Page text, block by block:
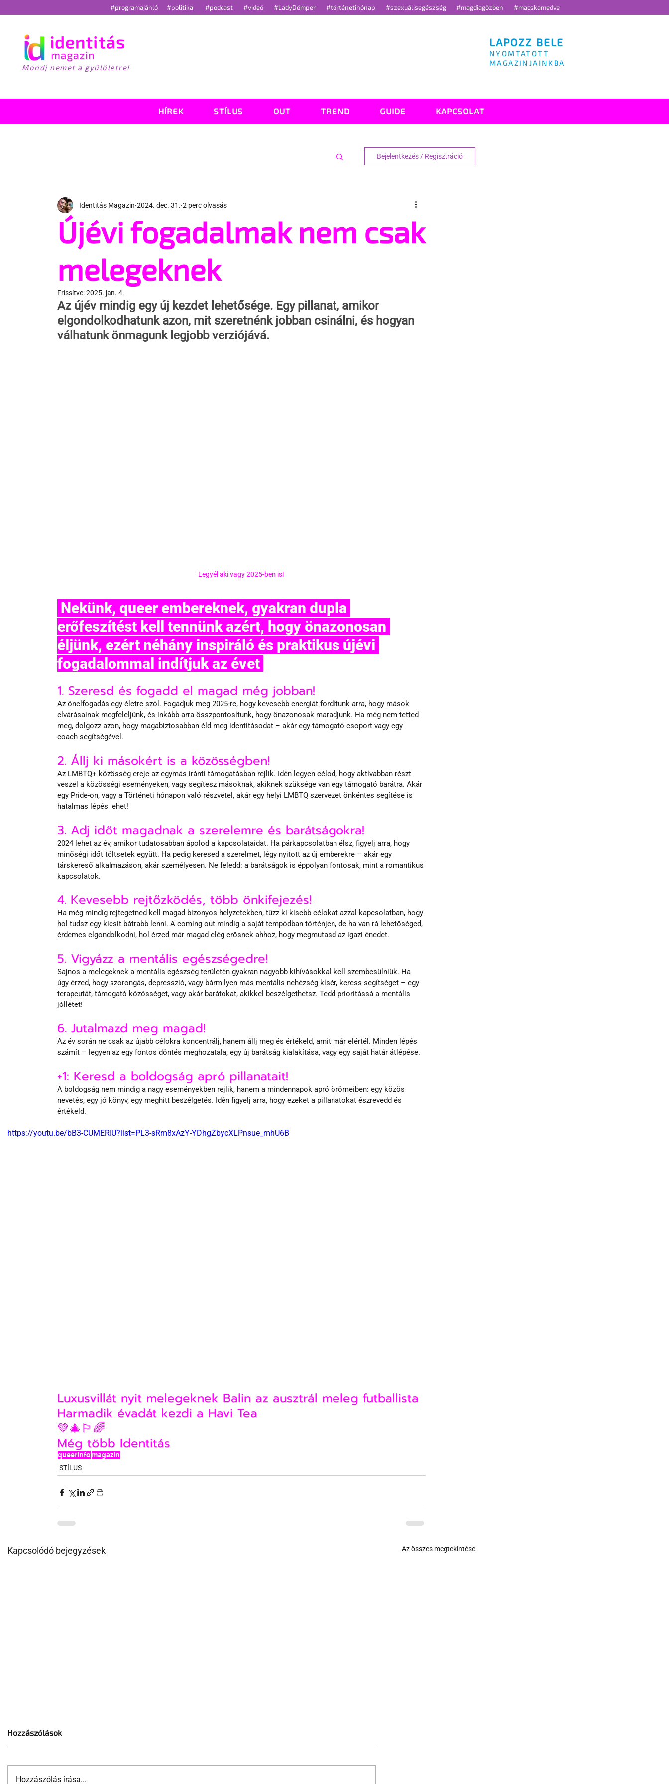
#programajánló #politika #podcast #videó #LadyDömper #történetihónap #szexuálisegészség #magdiagőzben #macskamedve
Mondj nemet a gyűlöletre!
LAPOZZ BELE
NYOMTATOTT
MAGAZINJAINKBA
HÍREK STÍLUS OUT TREND GUIDE KAPCSOLAT
Bejelentkezés / Regisztráció
Újévi fogadalmak nem csak
melegeknek
Identitás Magazin 2024. dec. 31. 2 perc olvasás
Frissítve:2025. jan. 4.
Az újév mindig egy új kezdet lehetősége. Egy pillanat, amikor
elgondolkodhatunk azon, mit szeretnénk jobban csinálni, és hogyan
válhatunk önmagunk legjobb verziójává.
Legyél aki vagy 2025-ben is!
erőfeszítést kell tennünk azért, hogy önazonosan
éljünk, ezért néhány inspiráló és praktikus újévi
fogadalommal indítjuk az évet
1. Szeresd és fogadd el magad még jobban!
Az önelfogadás egy életre szól. Fogadjuk meg 2025-re, hogy kevesebb energiát fordítunk arra, hogy mások
elvárásainak megfeleljünk, és inkább arra összpontosítunk, hogy önazonosak maradjunk. Ha még nem tetted
meg, dolgozz azon, hogy magabiztosabban éld meg identitásodat – akár egy támogató csoport vagy egy
coach segítségével.
2. Állj ki másokért is a közösségben!
Az LMBTQ+ közösség ereje az egymás iránti támogatásban rejlik. Idén legyen célod, hogy aktívabban részt
veszel a közösségi eseményeken, vagy segítesz másoknak, akiknek szüksége van egy támogató barátra. Akár
egy Pride-on, vagy a Történeti hónapon való részvétel, akár egy helyi LMBTQ szervezet önkéntes segítése is
hatalmas lépés lehet!
3. Adj időt magadnak a szerelemre és barátságokra!
2024 lehet az év, amikor tudatosabban ápolod a kapcsolataidat. Ha párkapcsolatban élsz, figyelj arra, hogy
minőségi időt töltsetek együtt. Ha pedig keresed a szerelmet, légy nyitott az új emberekre – akár egy
társkereső alkalmazáson, akár személyesen. Ne feledd: a barátságok is éppolyan fontosak, mint a romantikus
kapcsolatok.
4. Kevesebb rejtőzködés, több önkifejezés!
Ha még mindig rejtegetned kell magad bizonyos helyzetekben, tűzz ki kisebb célokat azzal kapcsolatban, hogy
hol tudsz egy kicsit bátrabb lenni. A coming out mindig a saját tempódban történjen, de ha van rá lehetőséged,
érdemes elgondolkodni, hol érzed már magad elég erősnek ahhoz, hogy megmutasd az igazi énedet.
5. Vigyázz a mentális egészségedre!
Sajnos a melegeknek a mentális egészség területén gyakran nagyobb kihívásokkal kell szembesülniük. Ha
úgy érzed, hogy szorongás, depresszió, vagy bármilyen más mentális nehézség kísér, keress segítséget – egy
terapeutát, támogató közösséget, vagy akár barátokat, akikkel beszélgethetsz. Tedd prioritássá a mentális
jóllétet!
6. Jutalmazd meg magad!
Az év során ne csak az újabb célokra koncentrálj, hanem állj meg és értékeld, amit már elértél. Minden lépés
számít – legyen az egy fontos döntés meghozatala, egy új barátság kialakítása, vagy egy saját határ átlépése.
+1: Keresd a boldogság apró pillanatait!
A boldogság nem mindig a nagy eseményekben rejlik, hanem a mindennapok apró örömeiben: egy közös
nevetés, egy jó könyv, egy meghitt beszélgetés. Idén figyelj arra, hogy ezeket a pillanatokat észrevedd és
értékeld.
https://youtu.be/bB3-CUMERIU?list=PL3-sRm8xAzY-YDhgZbycXLPnsue_mhU6B
Luxusvillát nyit melegeknek Balin az ausztrál meleg futballista
Harmadik évadát kezdi a Havi Tea
💚🎄🏳️‍🌈
Még több Identitás
queerinfomagazin
STÍLUS
Kapcsolódó bejegyzések Az összes megtekintése
Hozzászólások
Hozzászólás írása...